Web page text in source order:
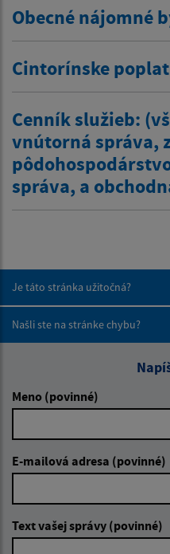
Obecné nájomné
Cintorínske
Cenník služieb:
vnútorná správa,
správa, a
Je táto stránka užitočná?
Našli ste na stránke chybu?
Meno (povinné)
E-mailová adresa (povinné)
Text vašej správy (povinné)